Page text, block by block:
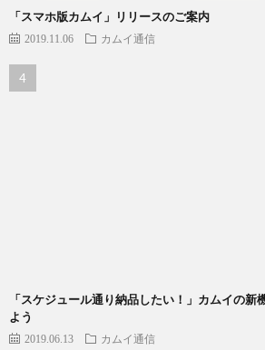
「スマホ版カムイ」リリースのご案内
2019.11.06 カムイ通信
「スケジュール通り納品したい！」カムイの新
よう
2019.06.13 カムイ通信